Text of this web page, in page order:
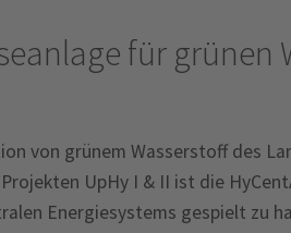
für grünen
von grünem Wasserstoff des
UpHy I & II ist die
Energiesystems gespielt zu